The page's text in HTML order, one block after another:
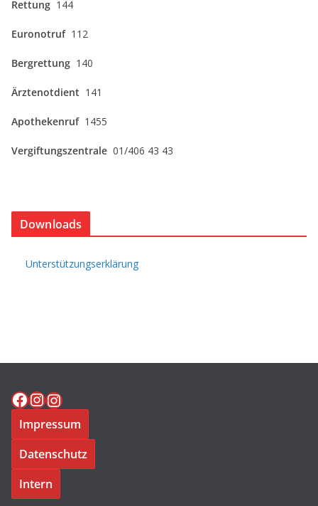
Rettung 144
Euronotruf 112
Bergrettung 140
Ärztenotdient 141
Apothekenruf 1455
Vergiftungszentrale 01/406 43 43
Downloads
Unterstützungserklärung
Facebook
Instagram
Instagram
Impressum
Datenschutz
Intern